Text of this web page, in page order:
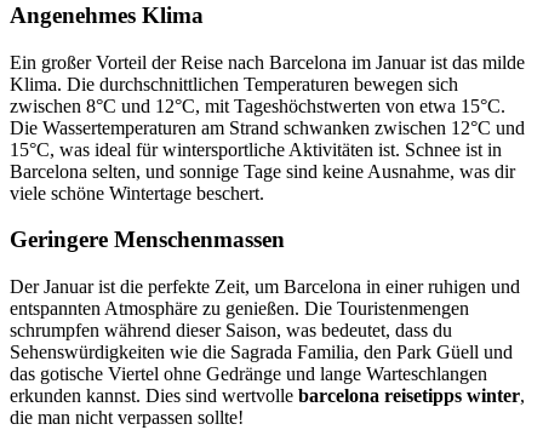
Angenehmes Klima
Ein großer Vorteil der Reise nach Barcelona im Januar ist das milde
Klima. Die durchschnittlichen Temperaturen bewegen sich
zwischen 8°C und 12°C, mit Tageshöchstwerten von etwa 15°C.
Die Wassertemperaturen am Strand schwanken zwischen 12°C und
15°C, was ideal für wintersportliche Aktivitäten ist. Schnee ist in
Barcelona selten, und sonnige Tage sind keine Ausnahme, was dir
viele schöne Wintertage beschert.
Geringere Menschenmassen
Der Januar ist die perfekte Zeit, um Barcelona in einer ruhigen und
entspannten Atmosphäre zu genießen. Die Touristenmengen
schrumpfen während dieser Saison, was bedeutet, dass du
Sehenswürdigkeiten wie die Sagrada Familia, den Park Güell und
das gotische Viertel ohne Gedränge und lange Warteschlangen
erkunden kannst. Dies sind wertvolle barcelona reisetipps winter,
die man nicht verpassen sollte!